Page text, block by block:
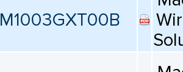
M1003GXT00B